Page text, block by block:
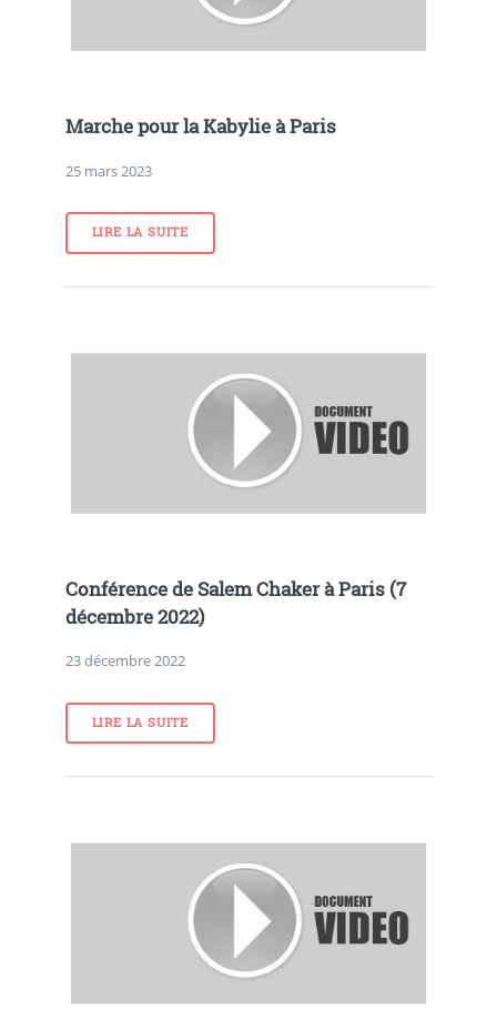
Marche pour la Kabylie à Paris
25 mars 2023
LIRE LA SUITE
Conférence de Salem Chaker à Paris (7
décembre 2022)
23 décembre 2022
LIRE LA SUITE